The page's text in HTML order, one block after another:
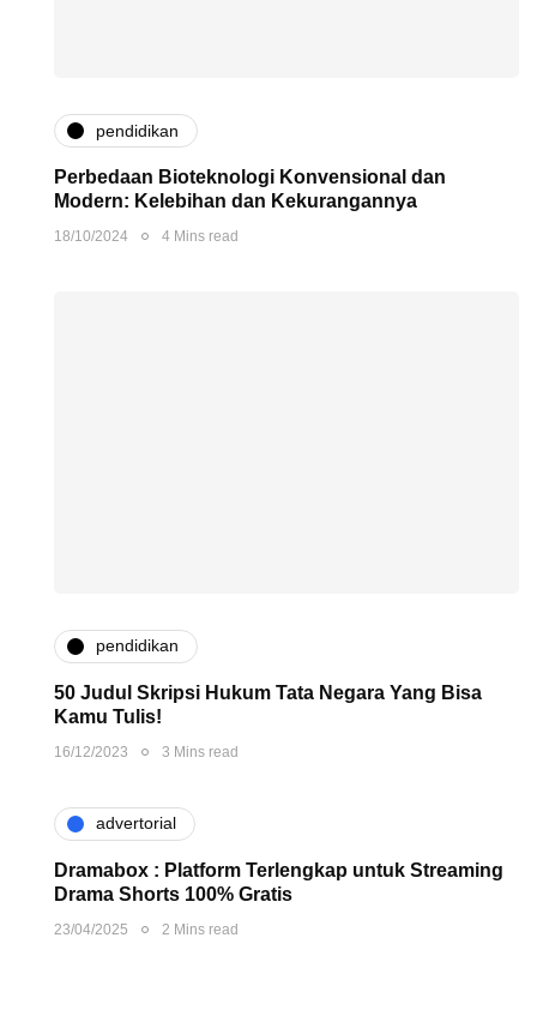
pendidikan
Perbedaan Bioteknologi Konvensional dan
Modern: Kelebihan dan Kekurangannya
18/10/2024 4 Mins read
pendidikan
50 Judul Skripsi Hukum Tata Negara Yang Bisa
Kamu Tulis!
16/12/2023 3 Mins read
advertorial
Dramabox : Platform Terlengkap untuk Streaming
Drama Shorts 100% Gratis
23/04/2025 2 Mins read